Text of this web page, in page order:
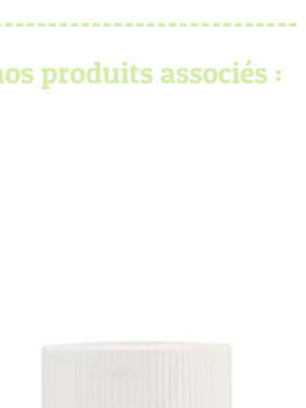
produits associés :